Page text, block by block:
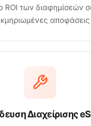
ROI των διαφημίσεών
Διαχείρισης